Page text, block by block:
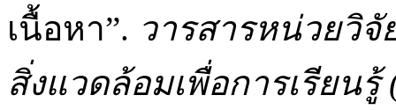
เนื้อหา”. วารสารหน่วยวิ
สิ่งแวดล้อมเพื่อการเรียนรู้